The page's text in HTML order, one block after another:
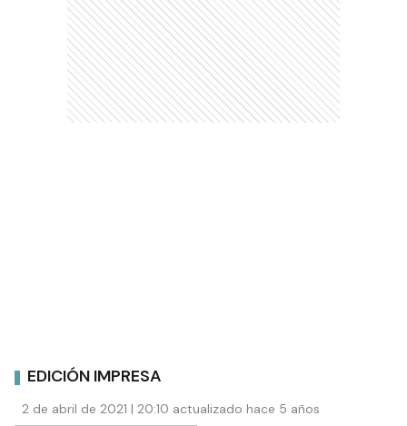
EDICIÓN IMPRESA
2 de abril de 2021 | 20:10 actualizado hace 5 años